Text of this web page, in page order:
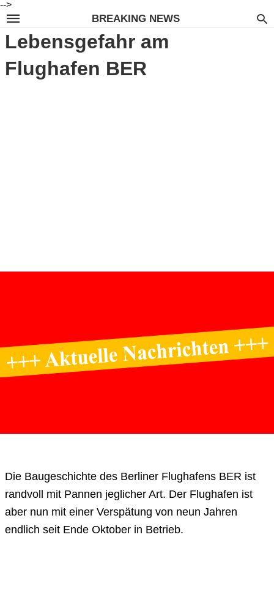
-->
BREAKING NEWS
Lebensgefahr am
Flughafen BER
Die Baugeschichte des Berliner Flughafens BER ist
randvoll mit Pannen jeglicher Art. Der Flughafen ist
aber nun mit einer Verspätung von neun Jahren
endlich seit Ende Oktober in Betrieb.